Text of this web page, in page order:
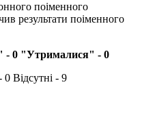
поіменного
результати поіменного
- 0 "Утрималися" - 0
0 Відсутні - 9